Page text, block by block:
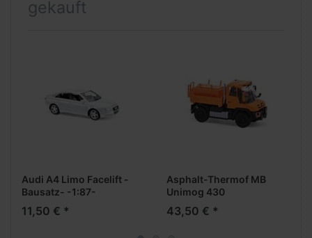
gekauft
Audi A4 Limo Facelift -
Bausatz- -1:87-
11,50 € *
Asphalt-Thermof MB
Unimog 430
43,50 € *